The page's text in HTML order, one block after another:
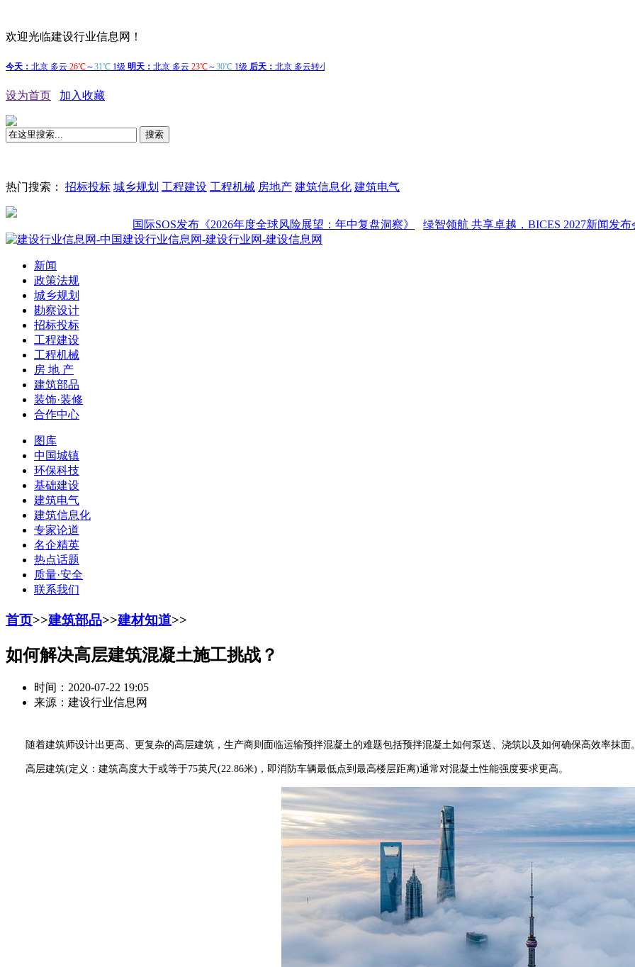
欢迎光临建设行业信息网！
设为首页 加入收藏
搜索
热门搜索： 招标投标 城乡规划 工程建设 工程机械 房地产 建筑信息化 建筑电气
国际SOS发布《2026年度全球风险展望：年中复盘洞察》 绿智领航 共享卓越，BICES 2027新闻发布会在京
新闻
政策法规
城乡规划
勘察设计
招标投标
工程建设
工程机械
房 地 产
建筑部品
装饰·装修
合作中心
图库
中国城镇
环保科技
基础建设
建筑电气
建筑信息化
专家论道
名企精英
热点话题
质量·安全
联系我们
首页>>建筑部品>>建材知道>>
如何解决高层建筑混凝土施工挑战？
时间：2020-07-22 19:05
来源：建设行业信息网
随着建筑师设计出更高、更复杂的高层建筑，生产商则面临运输预拌混凝土的难题包括预拌混凝土如何泵送、浇筑以及如何确保高效率抹面
高层建筑(定义：建筑高度大于或等于75英尺(22.86米)，即消防车辆最低点到最高楼层距离)通常对混凝土性能强度要求更高。